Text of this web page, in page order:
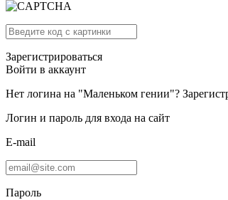
Зарегистрироваться
Войти в аккаунт
Нет логина на "Маленьком гении"?
Логин и пароль для входа на сайт
E-mail
Пароль